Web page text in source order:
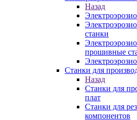
Назад
станки
прошивные
Станки для
Назад
Станки для
плат
Станки для
компонентов